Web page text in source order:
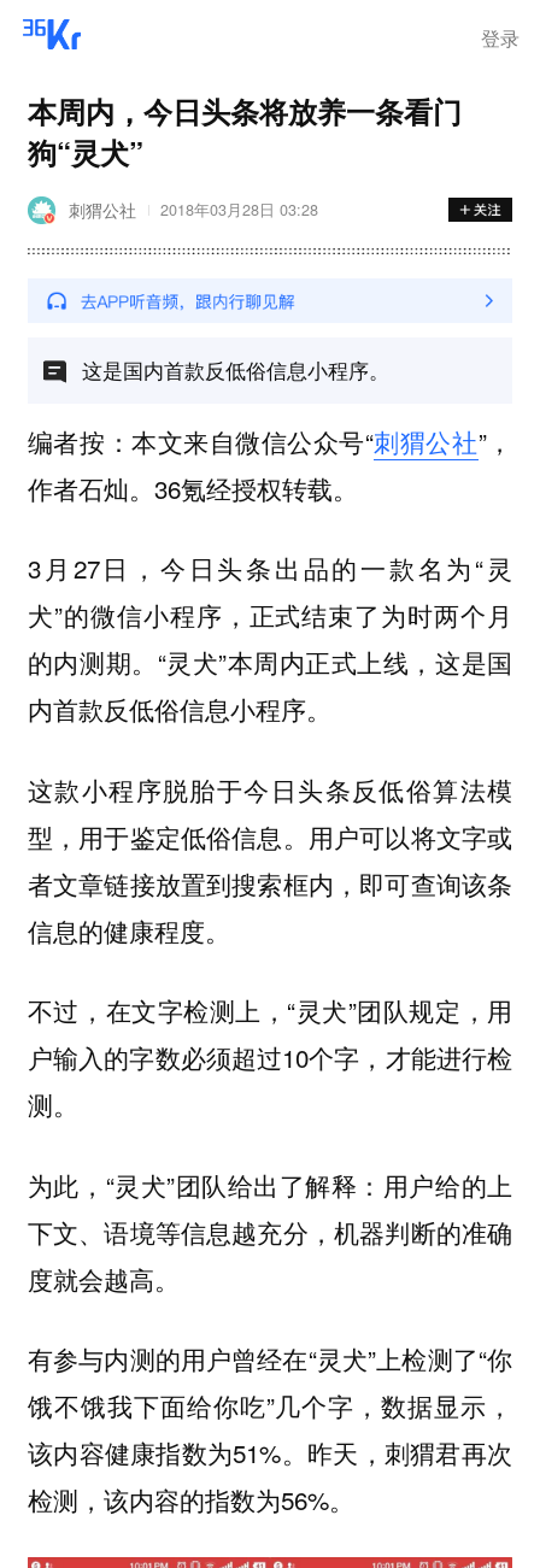
登录
本周内，今日头条将放养一条看门
狗“灵犬”
刺猬公社 2018年03月28日 03:28
这是国内首款反低俗信息小程序。
编者按：本文来自微信公众号“刺猬公社”，
作者石灿。36氪经授权转载。
3月27日，今日头条出品的一款名为“灵
犬”的微信小程序，正式结束了为时两个月
的内测期。“灵犬”本周内正式上线，这是国
内首款反低俗信息小程序。
这款小程序脱胎于今日头条反低俗算法模
型，用于鉴定低俗信息。用户可以将文字或
者文章链接放置到搜索框内，即可查询该条
信息的健康程度。
不过，在文字检测上，“灵犬”团队规定，用
户输入的字数必须超过10个字，才能进行检
测。
为此，“灵犬”团队给出了解释：用户给的上
下文、语境等信息越充分，机器判断的准确
度就会越高。
有参与内测的用户曾经在“灵犬”上检测了“你
饿不饿我下面给你吃”几个字，数据显示，
该内容健康指数为51%。昨天，刺猬君再次
检测，该内容的指数为56%。